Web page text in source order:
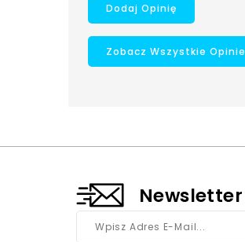
Dodaj Opinię
Zobacz Wszystkie Opinie
Newsletter